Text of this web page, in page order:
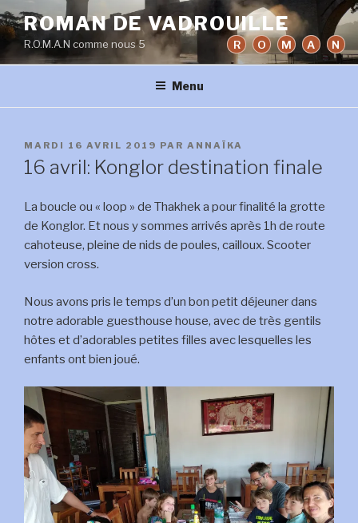
Aller
au
contenu
principal
ROMAN DE VADROUILLE
R.O.M.A.N comme nous 5
Menu
R O M A N
PUBLIÉ
LE
MARDI 16 AVRIL 2019 PAR ANNAÏKA
16 avril: Konglor destination finale
La boucle ou « loop » de Thakhek a pour finalité la grotte
de Konglor. Et nous y sommes arrivés après 1h de route
cahoteuse, pleine de nids de poules, cailloux. Scooter
version cross.
Nous avons pris le temps d’un bon petit déjeuner dans
notre adorable guesthouse house, avec de très gentils
hôtes et d’adorables petites filles avec lesquelles les
enfants ont bien joué.